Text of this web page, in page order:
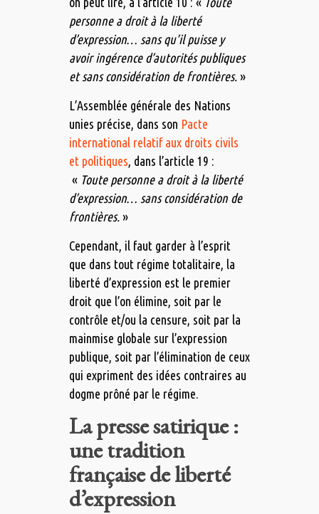
personne a droit à la liberté
d’expression… sans qu’il puisse y
avoir ingérence d’autorités publiques
et sans considération de frontières. »
L’Assemblée générale des Nations
unies précise, dans son Pacte
international relatif aux droits civils
et politiques , dans l’article 19 :
« Toute personne a droit à la liberté
d’expression… sans considération de
frontières. »
Cependant, il faut garder à l’esprit
que dans tout régime totalitaire, la
liberté d’expression est le premier
droit que l’on élimine, soit par le
contrôle et/ou la censure, soit par la
mainmise globale sur l’expression
publique, soit par l’élimination de ceux
qui expriment des idées contraires au
dogme prôné par le régime.
La presse satirique :
une tradition
française de liberté
d’expression